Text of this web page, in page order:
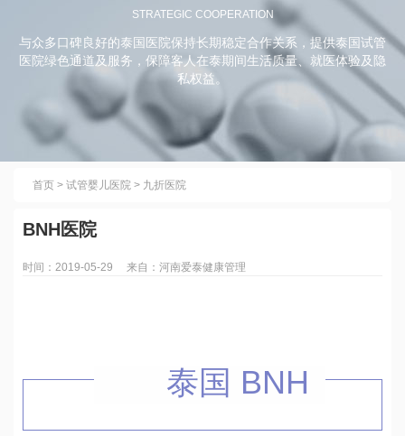
STRATEGIC COOPERATION
与众多口碑良好的泰国医院保持长期稳定合作关系，提供泰国试管
医院绿色通道及服务，保障客人在泰期间生活质量、就医体验及隐
私权益。
首页 > 试管婴儿医院 > 九折医院
BNH医院
时间：2019-05-29 来自：河南爱泰健康管理
泰国 BNH